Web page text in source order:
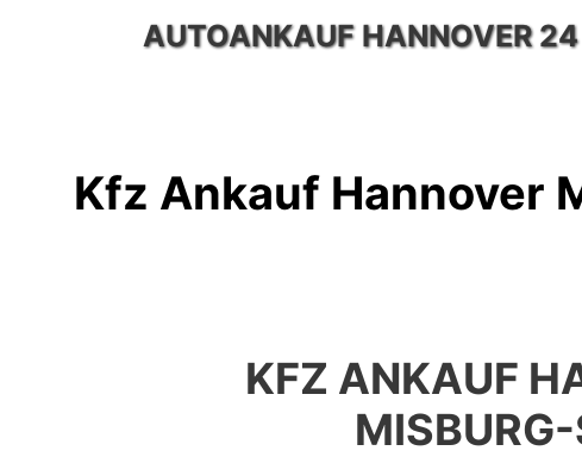
AUTOANKAUF HANNOVER 24
Kfz Ankauf Hannover
KFZ ANKAUF